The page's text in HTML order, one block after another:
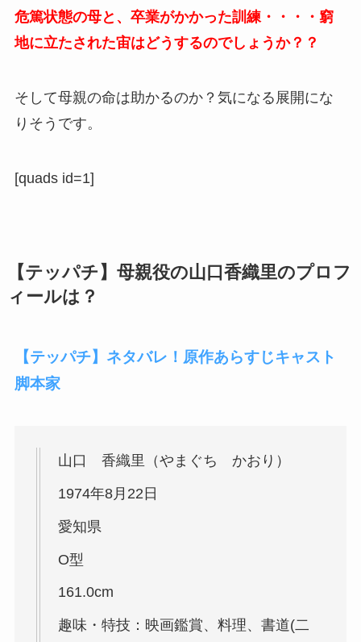
危篤状態の母と、卒業がかかった訓練・・・・窮
地に立たされた宙はどうするのでしょうか？？
そして母親の命は助かるのか？気になる展開にな
りそうです。
[quads id=1]
【テッパチ】母親役の山口香織里のプロフ
ィールは？
【テッパチ】ネタバレ！原作あらすじキャスト
脚本家
山口 香織里（やまぐち かおり）
1974年8月22日
愛知県
O型
161.0cm
趣味・特技：映画鑑賞、料理、書道(二